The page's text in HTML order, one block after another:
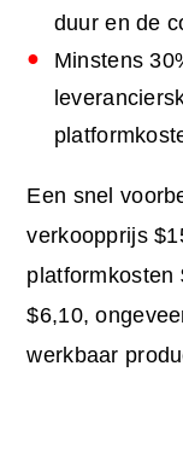
duur en de
Minstens
Een snel
verkoopprijs
platformkosten
$6,10,
werkbaar